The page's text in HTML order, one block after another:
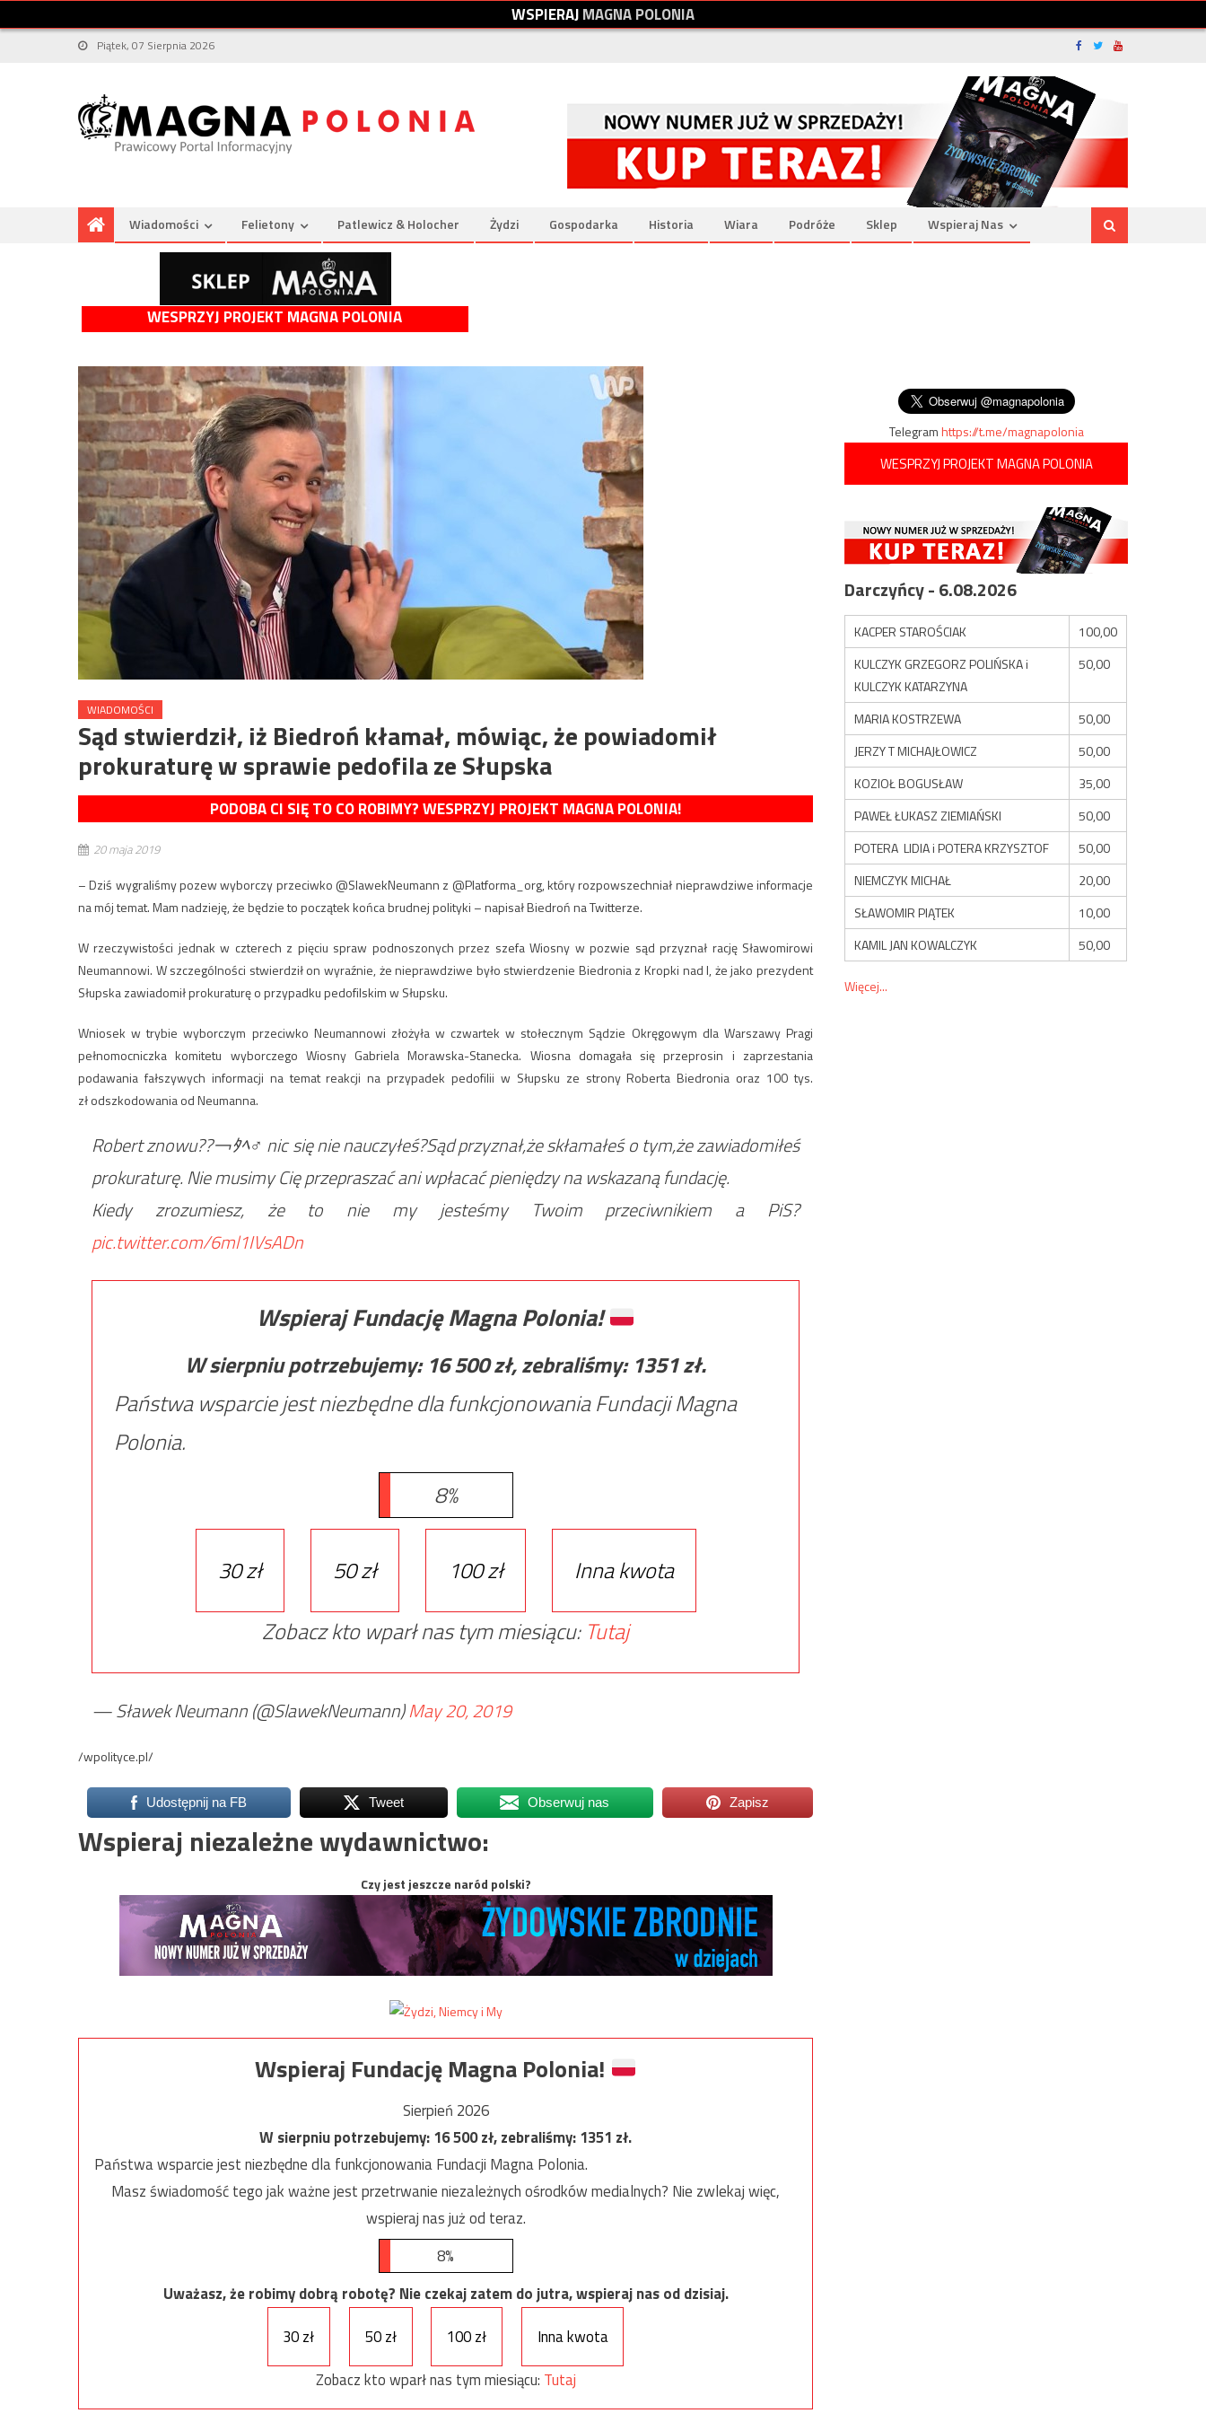
WSPIERAJMAGNAPOLONIA
Piątek, 07 Sierpnia 2026
Wiadomości Felietony Patlewicz & Holocher Żydzi Gospodarka Historia Wiara Podróże Sklep Wspieraj Nas
WESPRZYJ PROJEKT MAGNA POLONIA
WIADOMOŚCI
Sąd stwierdził, iż Biedroń kłamał, mówiąc, że powiadomił
prokuraturę w sprawie pedofila ze Słupska
PODOBA CI SIĘ TO CO ROBIMY? WESPRZYJ PROJEKT MAGNA POLONIA!
20 maja 2019
– Dziś wygraliśmy pozew wyborczy przeciwko @SlawekNeumann z @Platforma_org, który rozpowszechniał nieprawdziwe informacje
na mój temat. Mam nadzieję, że będzie to początek końca brudnej polityki – napisał Biedroń na Twitterze.
W rzeczywistości jednak w czterech z pięciu spraw podnoszonych przez szefa Wiosny w pozwie sąd przyznał rację Sławomirowi
Neumannowi. W szczególności stwierdził on wyraźnie, że nieprawdziwe było stwierdzenie Biedronia z Kropki nad I, że jako prezydent
Słupska zawiadomił prokuraturę o przypadku pedofilskim w Słupsku.
Wniosek w trybie wyborczym przeciwko Neumannowi złożyła w czwartek w stołecznym Sądzie Okręgowym dla Warszawy Pragi
pełnomocniczka komitetu wyborczego Wiosny Gabriela Morawska-Stanecka. Wiosna domagała się przeprosin i zaprzestania
podawania fałszywych informacji na temat reakcji na przypadek pedofilii w Słupsku ze strony Roberta Biedronia oraz 100 tys.
zł odszkodowania od Neumanna.
Robert znowu??￢ﾀﾍ♂️ nic się nie nauczyłeś?Sąd przyznał,że skłamałeś o tym,że zawiadomiłeś
prokuraturę. Nie musimy Cię przepraszać ani wpłacać pieniędzy na wskazaną fundację.
Kiedy zrozumiesz, że to nie my jesteśmy Twoim przeciwnikiem a PiS?
pic.twitter.com/6ml1IVsADn
Wspieraj Fundację Magna Polonia!
W sierpniu potrzebujemy: 16 500zł, zebraliśmy: 1351zł.
Państwa wsparcie jest niezbędne dla funkcjonowania Fundacji Magna
Polonia.
8%
30 zł 50 zł 100 zł
Inna kwota
Zobacz kto wparł nas tym miesiącu: Tutaj
— Sławek Neumann (@SlawekNeumann)May 20, 2019
/wpolityce.pl/
Udostępnij na FB Tweet Obserwuj nas Zapisz
Wspieraj niezależne wydawnictwo:
Czy jest jeszcze naród polski?
Wspieraj Fundację Magna Polonia!
Sierpień 2026
W sierpniu potrzebujemy:16 500zł, zebraliśmy:1351 zł.
Państwa wsparcie jest niezbędne dla funkcjonowania Fundacji Magna Polonia.
Masz świadomość tego jak ważne jest przetrwanie niezależnych ośrodków medialnych? Nie zwlekaj więc,
wspieraj nas już od teraz.
8%
Uważasz, że robimy dobrą robotę? Nie czekaj zatem do jutra, wspieraj nas od dzisiaj.
30 zł
50 zł 100 zł
Inna kwota
Zobacz kto wparł nas tym miesiącu: Tutaj
Telegramhttps://t.me/magnapolonia
WESPRZYJ PROJEKT MAGNA POLONIA
Darczyńcy - 6.08.2026
KACPER STAROŚCIAK
100,00
KULCZYK GRZEGORZ POLIŃSKA i
KULCZYK KATARZYNA
50,00
MARIA KOSTRZEWA
50,00
JERZY T MICHAJŁOWICZ
50,00
KOZIOŁ BOGUSŁAW
35,00
PAWEŁ ŁUKASZ ZIEMIAŃSKI
50,00
POTERA LIDIA i POTERA KRZYSZTOF
50,00
NIEMCZYK MICHAŁ
20,00
SŁAWOMIR PIĄTEK
10,00
KAMIL JAN KOWALCZYK
50,00
Więcej...